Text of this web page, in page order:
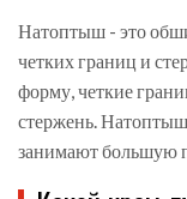
Натоптыш - это
четких границ и
форму, четкие
стержень.
занимают большую